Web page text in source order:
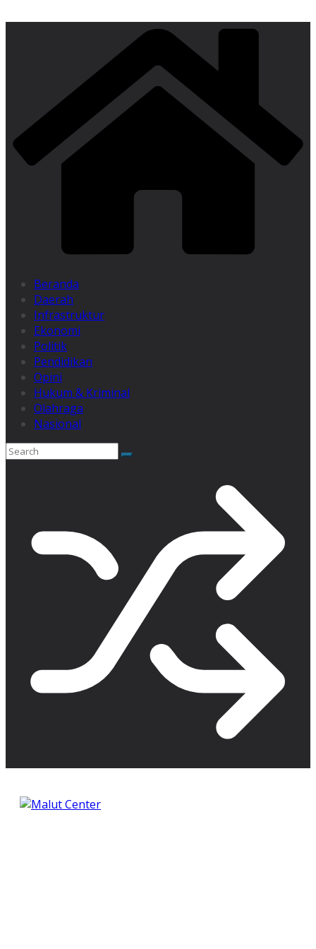
Beranda
Daerah
Infrastruktur
Ekonomi
Politik
Pendidikan
Opini
Hukum & Kriminal
Olahraga
Nasional